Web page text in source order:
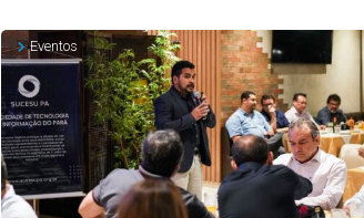
Eventos